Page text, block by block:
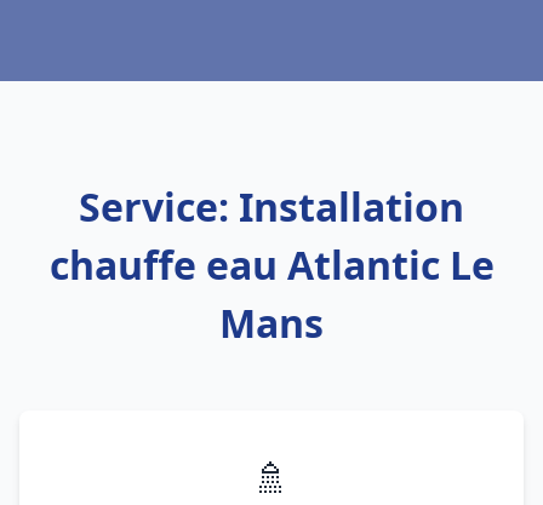
Service: Installation
chauffe eau Atlantic Le
Mans
🚿